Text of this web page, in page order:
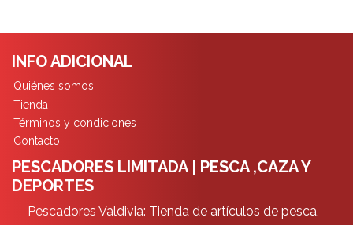
INFO ADICIONAL
Quiénes somos
Tienda
Términos y condiciones
Contacto
PESCADORES LIMITADA | PESCA ,CAZA Y
DEPORTES
Pescadores Valdivia: Tienda de artículos de pesca,